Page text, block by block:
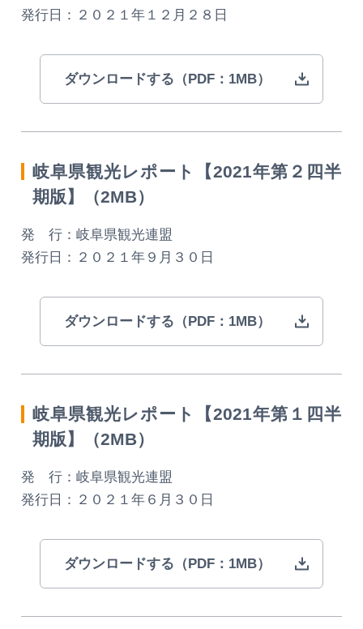
お問い合わせ
発行日：２０２１年１２月２８日
ダウンロードする（PDF：1MB）
岐阜県観光レポート【2021年第２四半
期版】（2MB）
発 行：岐阜県観光連盟
発行日：２０２１年９月３０日
ダウンロードする（PDF：1MB）
岐阜県観光レポート【2021年第１四半
期版】（2MB）
発 行：岐阜県観光連盟
発行日：２０２１年６月３０日
ダウンロードする（PDF：1MB）